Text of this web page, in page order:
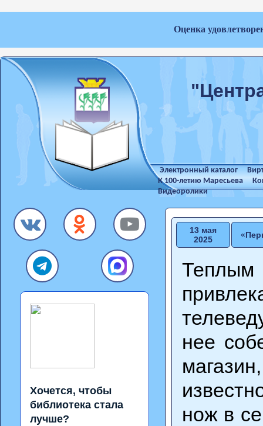
Оценка
Электронный каталог
К 100-летию Маресьева
Видеоролики
Хочется, чтобы
библиотека стала
лучше?
13 мая
2025
нее
нож в